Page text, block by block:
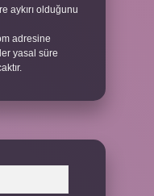
aykırı olduğunu
adresine
yasal süre